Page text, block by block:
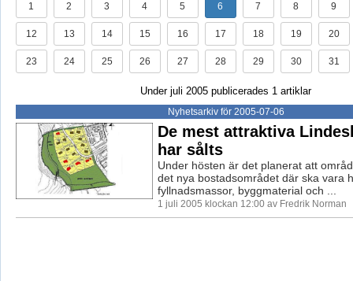
1 2 3 4 5 6 7 8 9
12 13 14 15 16 17 18 19 20
23 24 25 26 27 28 29 30 31
Under juli 2005 publicerades 1 artiklar
Nyhetsarkiv för 2005-07-06
De mest attraktiva
har sålts
Under hösten är det planerat att
det nya bostadsområdet där ska vara
fyllnadsmassor, byggmaterial och ...
1 juli 2005 klockan 12:00 av Fredrik Norman